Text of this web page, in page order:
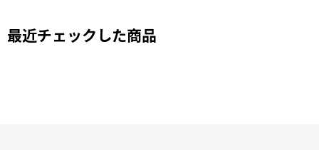
最近チェックした商品